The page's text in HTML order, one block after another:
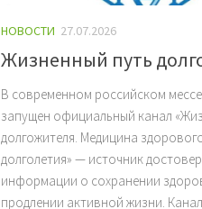
НОВОСТИ 27.07.2026
Жизненный путь
В современном российском
запущен официальный канал
долгожителя. Медицина
долголетия» — источник
информации о сохранении
продлении активной жизни.